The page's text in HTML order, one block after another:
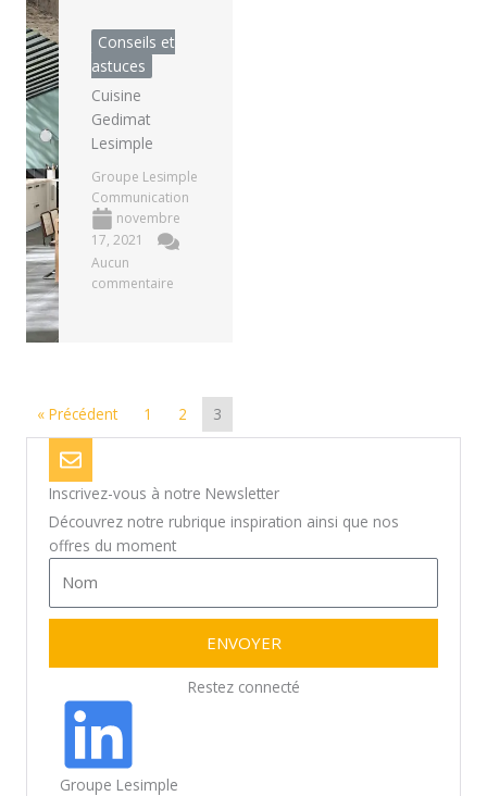
Conseils et
astuces
Cuisine
Gedimat
Lesimple
Groupe Lesimple
Communication
novembre
17, 2021
Aucun
commentaire
« Précédent 1 2 3
Inscrivez-vous à notre Newsletter
Découvrez notre rubrique inspiration ainsi que nos
offres du moment
ENVOYER
Restez connecté
Groupe Lesimple